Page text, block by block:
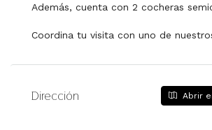
Además, cuenta con 2 cocheras
Coordina tu visita con uno de
Dirección Abrir